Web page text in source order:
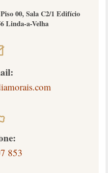
00, Sala C2/1 Edifício
Linda-a-Velha
853